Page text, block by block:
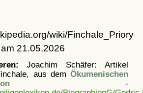
wiki/Finchale_Priory
21.05.2026
Joachim Schäfer: Artikel
aus dem Ökumenischen
-